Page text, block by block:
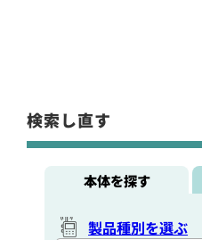
検索し直す
本体を探す
製品種別を選ぶ